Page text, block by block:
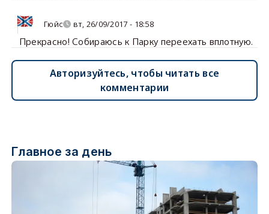
Гюйс вт, 26/09/2017 - 18:58
Прекрасно! Собираюсь к Парку переехать вплотную.
Авторизуйтесь, чтобы читать все
комментарии
Главное за день